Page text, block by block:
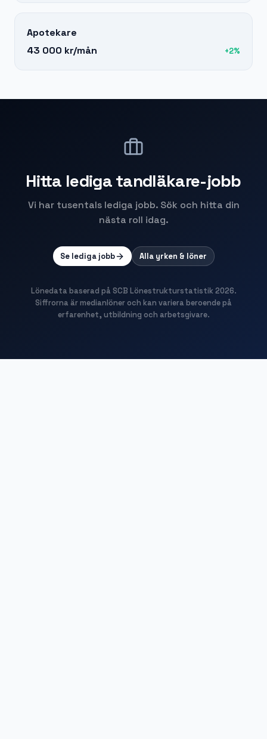
Apotekare
43 000 kr/mån +2%
Hitta ledigatandläkare-jobb
Vi har tusentals lediga jobb. Sök och hitta din
nästa roll idag.
Se lediga jobb Alla yrken & löner
Lönedata baserad på SCB Lönestrukturstatistik 2026.
Siffrorna är medianlöner och kan variera beroende på
erfarenhet, utbildning och arbetsgivare.